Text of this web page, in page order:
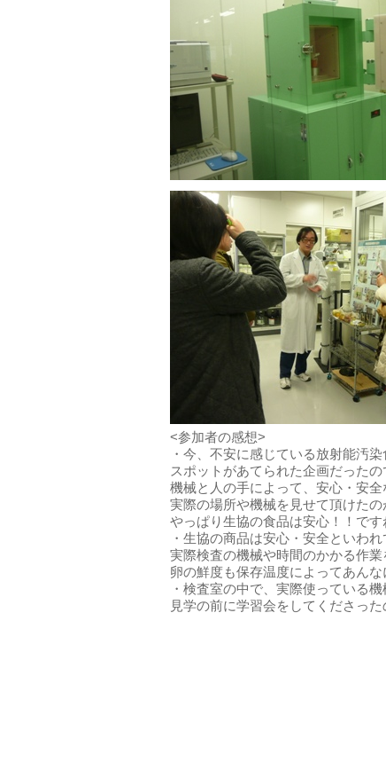
<参加者の感想>
・今、不安に感じている放射能汚染
スポットがあてられた企画だった
機械と人の手によって、安心・安
実際の場所や機械を見せて頂けたの
やっぱり生協の食品は安心！！です
・生協の商品は安心・安全といわれ
実際検査の機械や時間のかかる作業
卵の鮮度も保存温度によってあん
・検査室の中で、実際使っている
見学の前に学習会をしてくださった